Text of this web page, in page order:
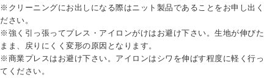
※クリーニングにお出しになる際はニット製品であることをお申し出く
ださい。
※強く引っ張ってプレス・アイロンがけはお避け下さい。生地が伸びた
まま、戻りにくく変形の原因となります。
※商業プレスはお避け下さい。アイロンはシワを伸ばす程度に軽く行っ
てください。